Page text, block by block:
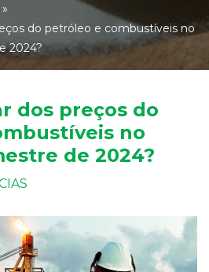
»
do petróleo e combustíveis no
2024?
dos preços do
no
de 2024?